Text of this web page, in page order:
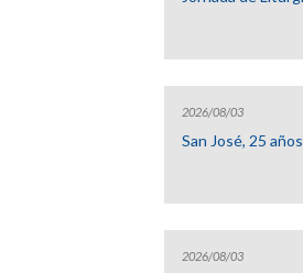
2026/08/03
San José, 25 años
2026/08/03